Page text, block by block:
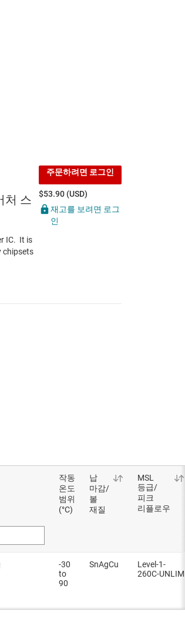
처 스
IC. It is
chipsets
주문하려면 로그인
$53.90 (USD)
재고를 보려면 로그
인